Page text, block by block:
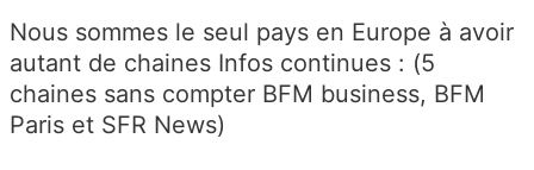
Nous sommes le seul pays en Europe à avoir
autant de chaines Infos continues : (5
chaines sans compter BFM business, BFM
Paris et SFR News)